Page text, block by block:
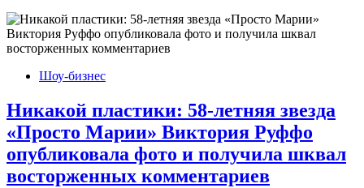
Шоу-бизнес
Никакой пластики: 58-летняя звезда
«Просто Марии» Виктория Руффо
опубликовала фото и получила шквал
восторженных комментариев